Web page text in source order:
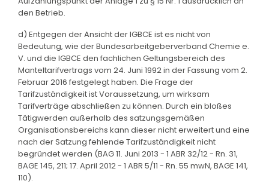
den Betrieb.
d) Entgegen der Ansicht der IGBCE ist es nicht von
Bedeutung, wie der Bundesarbeitgeberverband Chemie e.
V. und die IGBCE den fachlichen Geltungsbereich des
Manteltarifvertrags vom 24. Juni 1992 in der Fassung vom 2.
Februar 2016 festgelegt haben. Die Frage der
Tarifzuständigkeit ist Voraussetzung, um wirksam
Tarifverträge abschließen zu können. Durch ein bloßes
Tätigwerden außerhalb des satzungsgemäßen
Organisationsbereichs kann dieser nicht erweitert und eine
nach der Satzung fehlende Tarifzuständigkeit nicht
begründet werden (BAG 11. Juni 2013 - 1 ABR 32/12 - Rn. 31,
BAGE 145, 211; 17. April 2012 - 1 ABR 5/11 - Rn. 55 mwN, BAGE 141,
110).